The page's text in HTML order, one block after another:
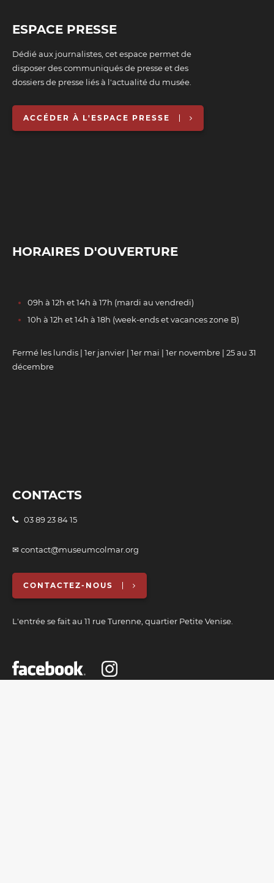
ESPACE PRESSE
Dédié aux journalistes, cet espace permet de
disposer des communiqués de presse et des
dossiers de presse liés à l'actualité du musée.
ACCÉDER À L'ESPACE PRESSE
HORAIRES D'OUVERTURE
09h à 12h et 14h à 17h (mardi au vendredi)
10h à 12h et 14h à 18h (week-ends et vacances zone B)
Fermé les lundis | 1er janvier | 1er mai | 1er novembre | 25 au 31
décembre
CONTACTS
03 89 23 84 15
✉ contact@museumcolmar.org
CONTACTEZ-NOUS
L'entrée se fait au 11 rue Turenne, quartier Petite Venise.